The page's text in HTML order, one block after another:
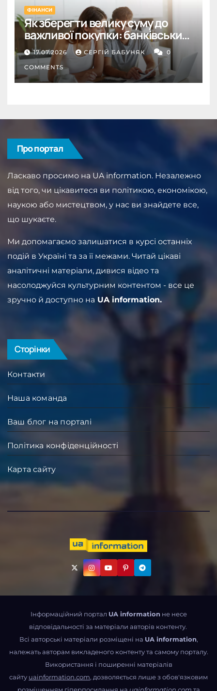
ФІНАНСИ
Як зберегти велику суму до
важливої покупки: банківський
депозит як інструмент
дисципліни
17.07.2026 СЕРГІЙ БАБУНЯК 0
COMMENTS
Про портал
Ласкаво просимо на UA information. Незалежно
від того, чи цікавитеся ви політикою, економікою,
наукою або мистецтвом, у нас ви знайдете все,
що шукаєте.
Ми допомагаємо залишатися в курсі останніх
подій в Україні та за її межами. Читай цікаві
аналітичні матеріали, дивися відео та
насолоджуйся культурним контентом - все це
зручно й доступно на UA information.
Сторінки
Контакти
Наша команда
Ваш блог на порталі
Політика конфіденційності
Карта сайту
Інформаційний портал UA information не несе
відповідальності за матеріали авторів контенту.
Всі авторські матеріали розміщені на UA information,
належать авторам викладеного контенту та самому порталу.
Використання і поширенні матеріалів
сайту uainformation.com, дозволяється лише з обов'язковим
розміщенням гіперпосилання на uainformation.com та